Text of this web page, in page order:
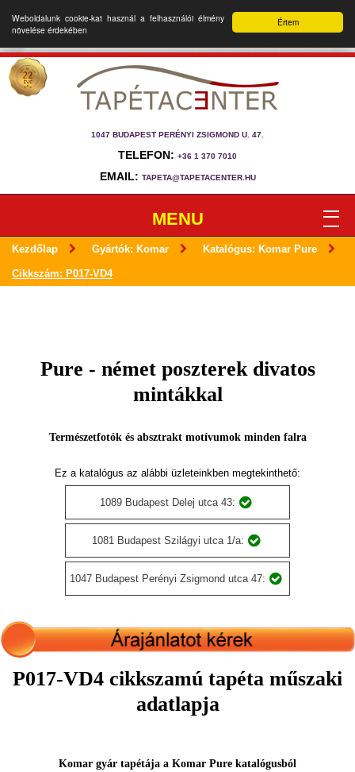
Értem
Weboldalunk cookie-kat használ a felhasználói élmény
növelése érdekében
1047 BUDAPEST PERÉNYI ZSIGMOND U. 47.
TELEFON: +36 1 370 7010
EMAIL: TAPETA@TAPETACENTER.HU
MENU
Kezdőlap Gyártók: Komar Katalógus: Komar Pure
Cikkszám: P017-VD4
Pure - német poszterek divatos
mintákkal
Természetfotók és absztrakt motívumok minden falra
Ez a katalógus az alábbi üzleteinkben megtekinthető:
1089 Budapest Delej utca 43:
1081 Budapest Szilágyi utca 1/a:
1047 Budapest Perényi Zsigmond utca 47:
P017-VD4 cikkszamú tapéta műszaki
adatlapja
Komar gyár tapétája a Komar Pure katalógusból